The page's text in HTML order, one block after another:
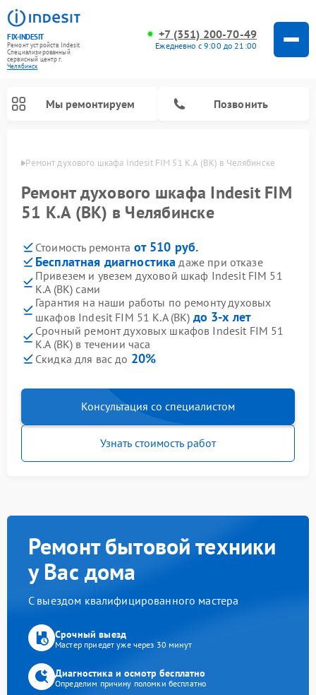
FIX-INDESIT
Ремонт устройств Indesit
Специализированный
cервисный центр г.
Челябинск
+7 (351) 200-70-49
Ежедневно с 9:00 до 21:00
Мы ремонтируем Позвонить
Ремонт духового шкафа Indesit FIM 51 K.A (BK) в Челябинске
Ремонт духового шкафа Indesit FIM
51 K.A (BK) в Челябинске
Стоимость ремонта от 510 руб.
Бесплатная диагностика даже при отказе
Привезем и увезем духовой шкаф Indesit FIM 51
K.A (BK) сами
Гарантия на наши работы по ремонту духовых
шкафов Indesit FIM 51 K.A (BK) до 3-х лет
Срочный ремонт духовых шкафов Indesit FIM 51
K.A (BK) в течении часа
Скидка для вас до 20%
Консультация со специалистом
Узнать стоимость работ
Ремонт бытовой техники
у Вас дома
С выездом квалифицированного мастера
Срочный выезд
Мастер приедет уже через 30 минут
Диагностика и осмотр бесплатно
Определим причину поломки бесплатно